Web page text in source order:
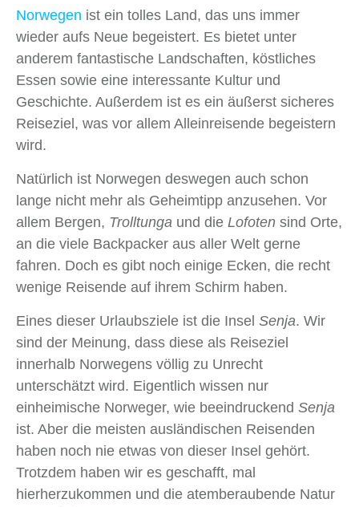
Norwegen ist ein tolles Land, das uns immer
wieder aufs Neue begeistert. Es bietet unter
anderem fantastische Landschaften, köstliches
Essen sowie eine interessante Kultur und
Geschichte. Außerdem ist es ein äußerst sicheres
Reiseziel, was vor allem Alleinreisende begeistern
wird.
Natürlich ist Norwegen deswegen auch schon
lange nicht mehr als Geheimtipp anzusehen. Vor
allem Bergen, Trolltunga und die Lofoten sind Orte,
an die viele Backpacker aus aller Welt gerne
fahren. Doch es gibt noch einige Ecken, die recht
wenige Reisende auf ihrem Schirm haben.
Eines dieser Urlaubsziele ist die Insel Senja. Wir
sind der Meinung, dass diese als Reiseziel
innerhalb Norwegens völlig zu Unrecht
unterschätzt wird. Eigentlich wissen nur
einheimische Norweger, wie beeindruckend Senja
ist. Aber die meisten ausländischen Reisenden
haben noch nie etwas von dieser Insel gehört.
Trotzdem haben wir es geschafft, mal
hierherzukommen und die atemberaubende Natur